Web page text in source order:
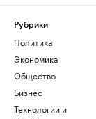
Рубрики
Политика
Экономика
Общество
Бизнес
Технологии и